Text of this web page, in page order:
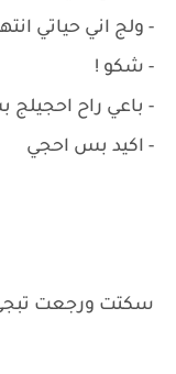
- ولج اني حياتي
- شكو !
- باعي راح احجيلج
- اكيد بس احجي
سكتت ورجعت